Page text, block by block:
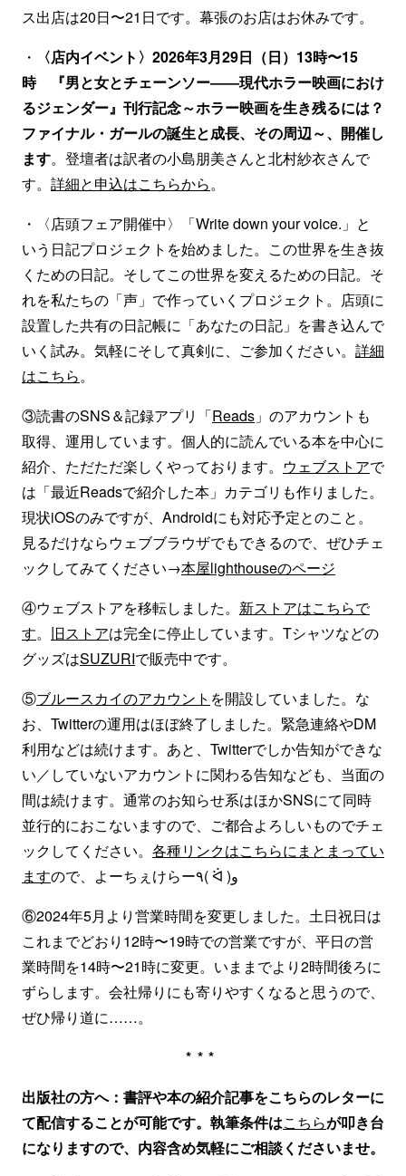
ス出店は20日〜21日です。幕張のお店はお休みです。
・
〈店内イベント〉2026年3月29日（日）13時〜15
時 『男と女とチェーンソー――現代ホラー映画におけ
るジェンダー』刊行記念～ホラー映画を生き残るには？
ファイナル・ガールの誕生と成長、その周辺～、開催し
ます。登壇者は訳者の小島朋美さんと北村紗衣さんで
す。 詳細と申込はこちらから。
・〈店頭フェア開催中〉「Write down your voice.」と
いう日記プロジェクトを始めました。この世界を生き抜
くための日記。そしてこの世界を変えるための日記。そ
れを私たちの「声」で作っていくプロジェクト。店頭に
設置した共有の日記帳に「あなたの日記」を書き込んで
いく試み。気軽にそして真剣に、ご参加ください。 詳細
はこちら。
③読書のSNS＆記録アプリ「Reads 」のアカウントも
取得、運用しています。個人的に読んでいる本を中心に
紹介、ただただ楽しくやっております。 ウェブストアで
は「最近Readsで紹介した本」カテゴリも作りました。
現状iOSのみですが、Androidにも対応予定とのこと。
見るだけならウェブブラウザでもできるので、ぜひチェ
ックしてみてください→本屋lighthouseのページ
④ウェブストアを移転しました。 新ストアはこちらで
す。 旧ストアは完全に停止しています。Tシャツなどの
グッズはSUZURIで販売中です。
⑤ブルースカイのアカウント を開設していました。な
お、Twitterの運用はほぼ終了しました。緊急連絡やDM
利用などは続けます。あと、Twitterでしか告知ができな
い／していないアカウントに関わる告知なども、当面の
間は続けます。通常のお知らせ系はほかSNSにて同時
並行的におこないますので、ご都合よろしいものでチェ
ックしてください。 各種リンクはこちらにまとまってい
ます
ので、よーちぇけらー٩( ᐛ )و
⑥2024年5月より営業時間を変更しました。土日祝日は
これまでどおり12時〜19時での営業ですが、平日の営
業時間を14時〜21時に変更。いままでより2時間後ろに
ずらします。会社帰りにも寄りやすくなると思うので、
ぜひ帰り道に……。
***
出版社の方へ：書評や本の紹介記事をこちらのレターに
て配信することが可能です。執筆条件はこちらが叩き台
になりますので、内容含め気軽にご相談くださいませ。